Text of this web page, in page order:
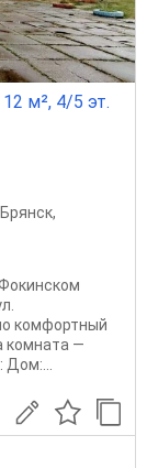
м², 4/5 эт.
Брянск,
комфортный
комната —
Дом:...